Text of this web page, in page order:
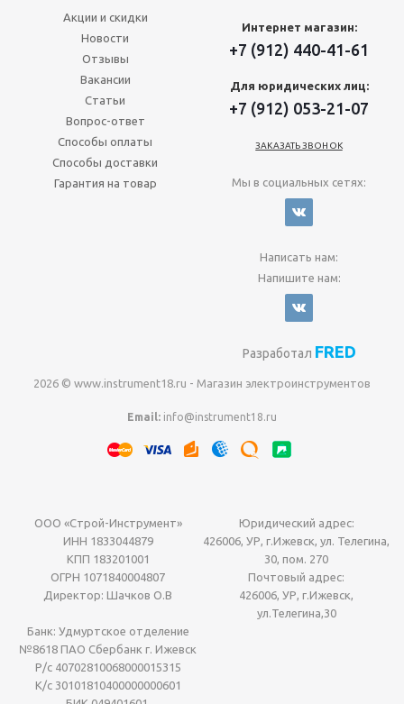
Акции и скидки
Новости
Отзывы
Вакансии
Статьи
Вопрос-ответ
Способы оплаты
Способы доставки
Гарантия на товар
Интернет магазин:
+7 (912) 440-41-61
Для юридических лиц:
+7 (912) 053-21-07
ЗАКАЗАТЬ ЗВОНОК
Мы в социальных сетях:
Написать нам:
Напишите нам:
Разработал FRED
2026 © www.instrument18.ru - Магазин электроинструментов
Email: info@instrument18.ru
ООО «Строй-Инструмент»
ИНН 1833044879
КПП 183201001
ОГРН 1071840004807
Директор: Шачков О.В
Юридический адрес:
426006, УР, г.Ижевск, ул. Телегина,
30, пом. 270
Почтовый адрес:
426006, УР, г.Ижевск,
ул.Телегина,30
Банк: Удмуртское отделение
№8618 ПАО Сбербанк г. Ижевск
Р/с 40702810068000015315
К/с 30101810400000000601